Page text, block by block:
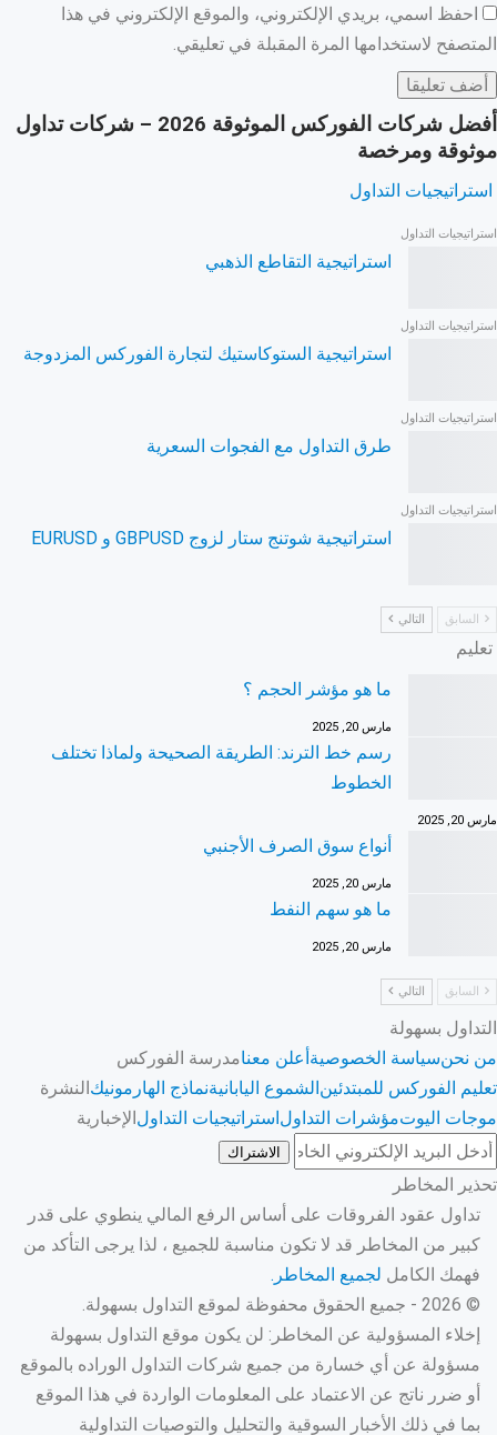
احفظ اسمي، بريدي الإلكتروني، والموقع الإلكتروني في هذا
المتصفح لاستخدامها المرة المقبلة في تعليقي.
أفضل شركات الفوركس الموثوقة 2026 – شركات تداول
موثوقة ومرخصة
استراتيجيات التداول
استراتيجيات التداول
استراتيجية التقاطع الذهبي
استراتيجيات التداول
استراتيجية الستوكاستيك لتجارة الفوركس المزدوجة
استراتيجيات التداول
طرق التداول مع الفجوات السعرية
استراتيجيات التداول
استراتيجية شوتنج ستار لزوج GBPUSD و EURUSD
السابق التالي
تعليم
ما هو مؤشر الحجم ؟
مارس 20, 2025
رسم خط الترند: الطريقة الصحيحة ولماذا تختلف
الخطوط
مارس 20, 2025
أنواع سوق الصرف الأجنبي
مارس 20, 2025
ما هو سهم النفط
مارس 20, 2025
السابق التالي
التداول بسهولة
من نحنسياسة الخصوصية أعلن معنامدرسة الفوركس
تعليم الفوركس للمبتدئين الشموع اليابانيةنماذج الهارمونيك
موجات اليوتمؤشرات التداول استراتيجيات التداول
النشرة
الإخبارية
الاشتراك
تحذير المخاطر
تداول عقود الفروقات على أساس الرفع المالي ينطوي على قدر
كبير من المخاطر قد لا تكون مناسبة للجميع ، لذا يرجى التأكد من
فهمك الكامل لجميع المخاطر.
© 2026 - جميع الحقوق محفوظة لموقع التداول بسهولة.
إخلاء المسؤولية عن المخاطر: لن يكون موقع التداول بسهولة
مسؤولة عن أي خسارة من جميع شركات التداول الوراده بالموقع
أو ضرر ناتج عن الاعتماد على المعلومات الواردة في هذا الموقع
بما في ذلك الأخبار السوقية والتحليل والتوصيات التداولية